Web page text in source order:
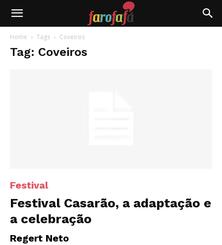
Farofafá
Home Tags Coveiros
Tag: Coveiros
Festival
Festival Casarão, a adaptação e
a celebração
Regert Neto